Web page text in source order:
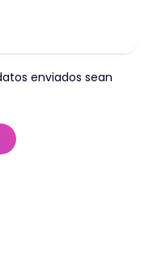
enviados sean